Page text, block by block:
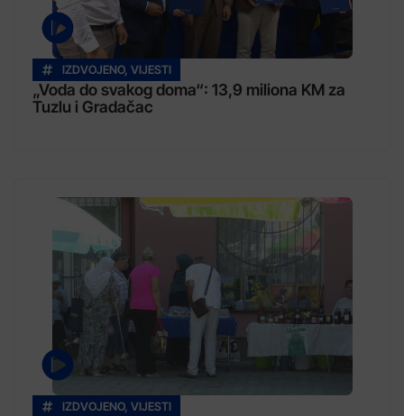
IZDVOJENO, VIJESTI
„Voda do svakog doma“: 13,9 miliona KM za
Tuzlu i Gradačac
IZDVOJENO, VIJESTI